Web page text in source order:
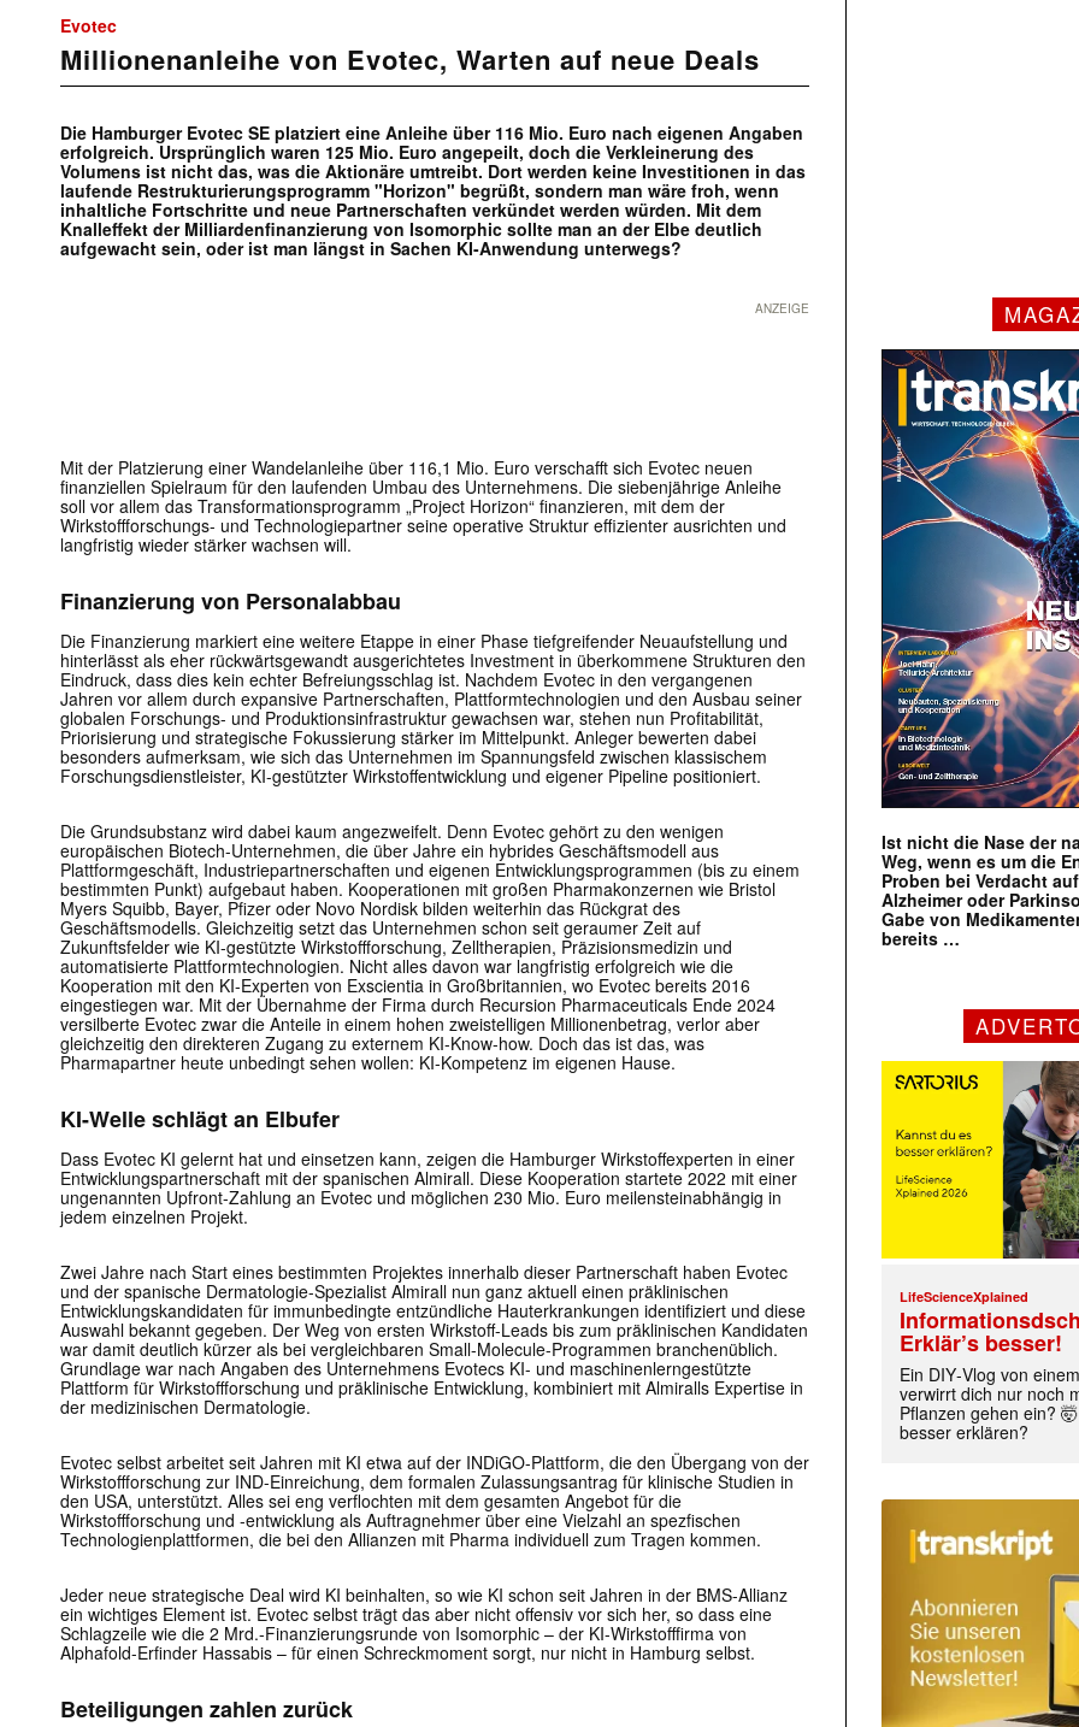
Evotec
Millionenanleihe von Evotec, Warten auf neue Deals
Die Hamburger Evotec SE platziert eine Anleihe über 116 Mio. Euro nach eigenen Angaben
erfolgreich. Ursprünglich waren 125 Mio. Euro angepeilt, doch die Verkleinerung des
Volumens ist nicht das, was die Aktionäre umtreibt. Dort werden keine Investitionen in das
laufende Restrukturierungsprogramm "Horizon" begrüßt, sondern man wäre froh, wenn
inhaltliche Fortschritte und neue Partnerschaften verkündet werden würden. Mit dem
Knalleffekt der Milliardenfinanzierung von Isomorphic sollte man an der Elbe deutlich
aufgewacht sein, oder ist man längst in Sachen KI-Anwendung unterwegs?
ANZEIGE
Mit der Platzierung einer Wandelanleihe über 116,1 Mio. Euro verschafft sich Evotec neuen
finanziellen Spielraum für den laufenden Umbau des Unternehmens. Die siebenjährige Anleihe
soll vor allem das Transformationsprogramm „Project Horizon“ finanzieren, mit dem der
Wirkstoffforschungs- und Technologiepartner seine operative Struktur effizienter ausrichten und
langfristig wieder stärker wachsen will.
Finanzierung von Personalabbau
Die Finanzierung markiert eine weitere Etappe in einer Phase tiefgreifender Neuaufstellung und
hinterlässt als eher rückwärtsgewandt ausgerichtetes Investment in überkommene Strukturen den
Eindruck, dass dies kein echter Befreiungsschlag ist. Nachdem Evotec in den vergangenen
Jahren vor allem durch expansive Partnerschaften, Plattformtechnologien und den Ausbau seiner
globalen Forschungs- und Produktionsinfrastruktur gewachsen war, stehen nun Profitabilität,
Priorisierung und strategische Fokussierung stärker im Mittelpunkt. Anleger bewerten dabei
besonders aufmerksam, wie sich das Unternehmen im Spannungsfeld zwischen klassischem
Forschungsdienstleister, KI-gestützter Wirkstoffentwicklung und eigener Pipeline positioniert.
Die Grundsubstanz wird dabei kaum angezweifelt. Denn Evotec gehört zu den wenigen
europäischen Biotech-Unternehmen, die über Jahre ein hybrides Geschäftsmodell aus
Plattformgeschäft, Industriepartnerschaften und eigenen Entwicklungsprogrammen (bis zu einem
bestimmten Punkt) aufgebaut haben. Kooperationen mit großen Pharmakonzernen wie Bristol
Myers Squibb, Bayer, Pfizer oder Novo Nordisk bilden weiterhin das Rückgrat des
Geschäftsmodells. Gleichzeitig setzt das Unternehmen schon seit geraumer Zeit auf
Zukunftsfelder wie KI-gestützte Wirkstoffforschung, Zelltherapien, Präzisionsmedizin und
automatisierte Plattformtechnologien. Nicht alles davon war langfristig erfolgreich wie die
Kooperation mit den KI-Experten von Exscientia in Großbritannien, wo Evotec bereits 2016
eingestiegen war. Mit der Übernahme der Firma durch Recursion Pharmaceuticals Ende 2024
versilberte Evotec zwar die Anteile in einem hohen zweistelligen Millionenbetrag, verlor aber
gleichzeitig den direkteren Zugang zu externem KI-Know-how. Doch das ist das, was
Pharmapartner heute unbedingt sehen wollen: KI-Kompetenz im eigenen Hause.
KI-Welle schlägt an Elbufer
Dass Evotec KI gelernt hat und einsetzen kann, zeigen die Hamburger Wirkstoffexperten in einer
Entwicklungspartnerschaft mit der spanischen Almirall. Diese Kooperation startete 2022 mit einer
ungenannten Upfront-Zahlung an Evotec und möglichen 230 Mio. Euro meilensteinabhängig in
jedem einzelnen Projekt.
Zwei Jahre nach Start eines bestimmten Projektes innerhalb dieser Partnerschaft haben Evotec
und der spanische Dermatologie-Spezialist Almirall nun ganz aktuell einen präklinischen
Entwicklungskandidaten für immunbedingte entzündliche Hauterkrankungen identifiziert und diese
Auswahl bekannt gegeben. Der Weg von ersten Wirkstoff-Leads bis zum präklinischen Kandidaten
war damit deutlich kürzer als bei vergleichbaren Small-Molecule-Programmen branchenüblich.
Grundlage war nach Angaben des Unternehmens Evotecs KI- und maschinenlerngestützte
Plattform für Wirkstoffforschung und präklinische Entwicklung, kombiniert mit Almiralls Expertise in
der medizinischen Dermatologie.
Evotec selbst arbeitet seit Jahren mit KI etwa auf der INDiGO-Plattform, die den Übergang von der
Wirkstoffforschung zur IND-Einreichung, dem formalen Zulassungsantrag für klinische Studien in
den USA, unterstützt. Alles sei eng verflochten mit dem gesamten Angebot für die
Wirkstoffforschung und -entwicklung als Auftragnehmer über eine Vielzahl an spezfischen
Technologienplattformen, die bei den Allianzen mit Pharma individuell zum Tragen kommen.
Jeder neue strategische Deal wird KI beinhalten, so wie KI schon seit Jahren in der BMS-Allianz
ein wichtiges Element ist. Evotec selbst trägt das aber nicht offensiv vor sich her, so dass eine
Schlagzeile wie die 2 Mrd.-Finanzierungsrunde von Isomorphic – der KI-Wirkstofffirma von
Alphafold-Erfinder Hassabis – für einen Schreckmoment sorgt, nur nicht in Hamburg selbst.
Beteiligungen zahlen zurück
Ist nicht die Nase der
Weg, wenn es um die
Proben bei Verdacht
Alzheimer oder
Gabe von
bereits …
LifeScienceXplained
Erklär’s besser!
Ein DIY‑Vlog von
verwirrt dich nur noch
Pflanzen gehen ein?
besser erklären?